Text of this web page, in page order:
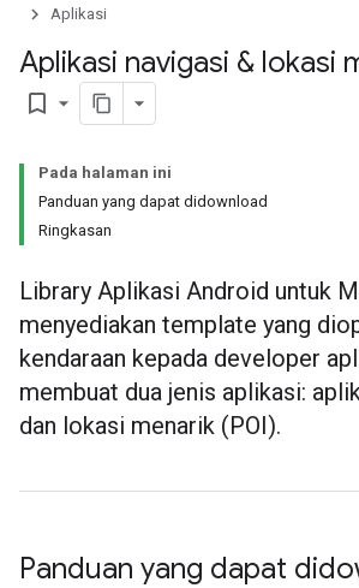
Aplikasi
Aplikasi navigasi & lokasi
bookmark_border
Pada halaman ini
Panduan yang dapat didownload
Ringkasan
Library Aplikasi Android untuk
menyediakan template yang
kendaraan kepada developer
membuat dua jenis aplikasi:
dan lokasi menarik (POI).
Panduan yang dapat